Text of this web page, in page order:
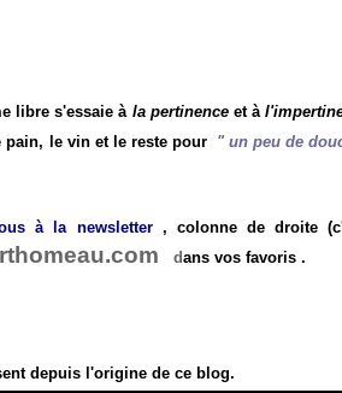
libre s'essaie à la pertinenceet à
pain, le vin et le reste pour "un peu de
à la newsletter, colonne de droite
dans vos favoris .
depuis l'origine de ce blog.